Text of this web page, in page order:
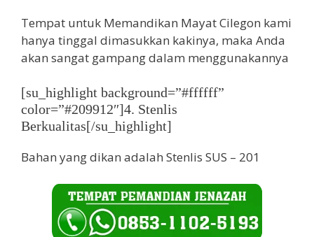
Tempat untuk Memandikan Mayat Cilegon kami
hanya tinggal dimasukkan kakinya, maka Anda
akan sangat gampang dalam menggunakannya
[su_highlight background=”#ffffff”
color=”#209912″]4. Stenlis
Berkualitas[/su_highlight]
Bahan yang dikan adalah Stenlis SUS – 201